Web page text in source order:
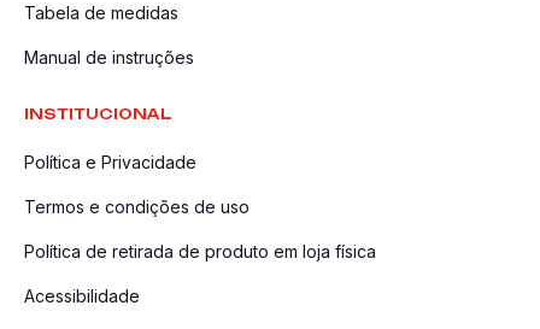
Tabela de medidas
Manual de instruções
INSTITUCIONAL
Política e Privacidade
Termos e condições de uso
Política de retirada de produto em loja física
Acessibilidade